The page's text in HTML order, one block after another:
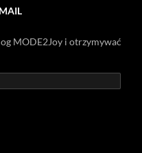
MODE2Joy i otrzymywać